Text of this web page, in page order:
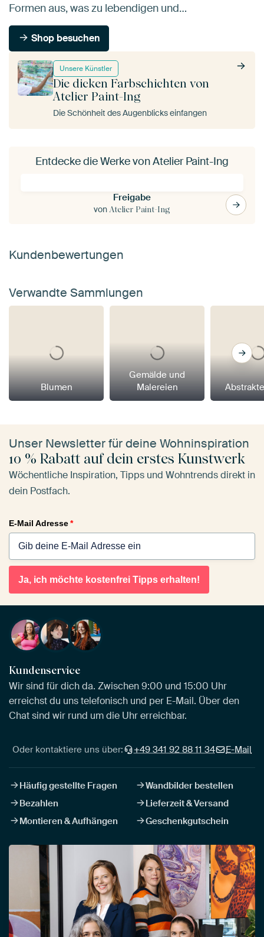
Unsere Künstler
Die dicken Farbschichten von
Atelier Paint-Ing
Die Schönheit des Augenblicks einfangen
Formen aus, was zu lebendigen und…
Shop besuchen
Entdecke die Werke von Atelier Paint-Ing
Freigabe
von Atelier Paint-Ing
Kundenbewertungen
Verwandte Sammlungen
Blumen
Gemälde und
Malereien
Unser Newsletter für deine Wohninspiration
10 % Rabatt auf dein erstes Kunstwerk
Wöchentliche Inspiration, Tipps und Wohntrends direkt in
dein Postfach.
E-Mail Adresse*
Ja, ich möchte kostenfrei Tipps erhalten!
Kundenservice
Wir sind für dich da. Zwischen 9:00 und 15:00 Uhr
erreichst du uns telefonisch und per E-Mail. Über den
Chat sind wir rund um die Uhr erreichbar.
Oder kontaktiere uns über: +49 341 92 88 11 34 E-Mail
Häufig gestellte Fragen
Wandbilder bestellen
Bezahlen
Lieferzeit & Versand
Montieren & Aufhängen
Geschenkgutschein